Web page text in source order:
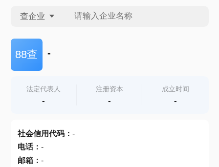
查企业
查企业
查产地
88查 -
法定代表人
-
注册资本
-
成立时间
-
社会信用代码： -
电话： -
邮箱： -